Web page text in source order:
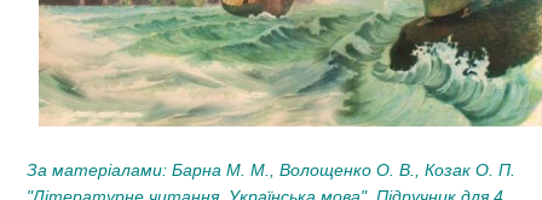
За матеріалами: Барна М. М., Волощенко О. В., Козак О. П.